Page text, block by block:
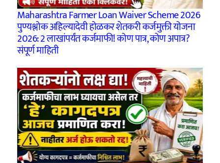
Maharashtra Farmer Loan Waiver Scheme 2026
पुण्यश्लोक अहिल्यादेवी होळकर शेतकरी कर्जमुक्ती योजना
2026: 2 लाखांपर्यंत कर्जमाफी! कोण पात्र, कोण अपात्र?
संपूर्ण माहिती